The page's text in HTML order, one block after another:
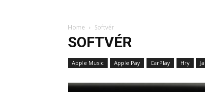
Home Softvér
SOFTVÉR
Apple Music Apple Pay CarPlay Hry